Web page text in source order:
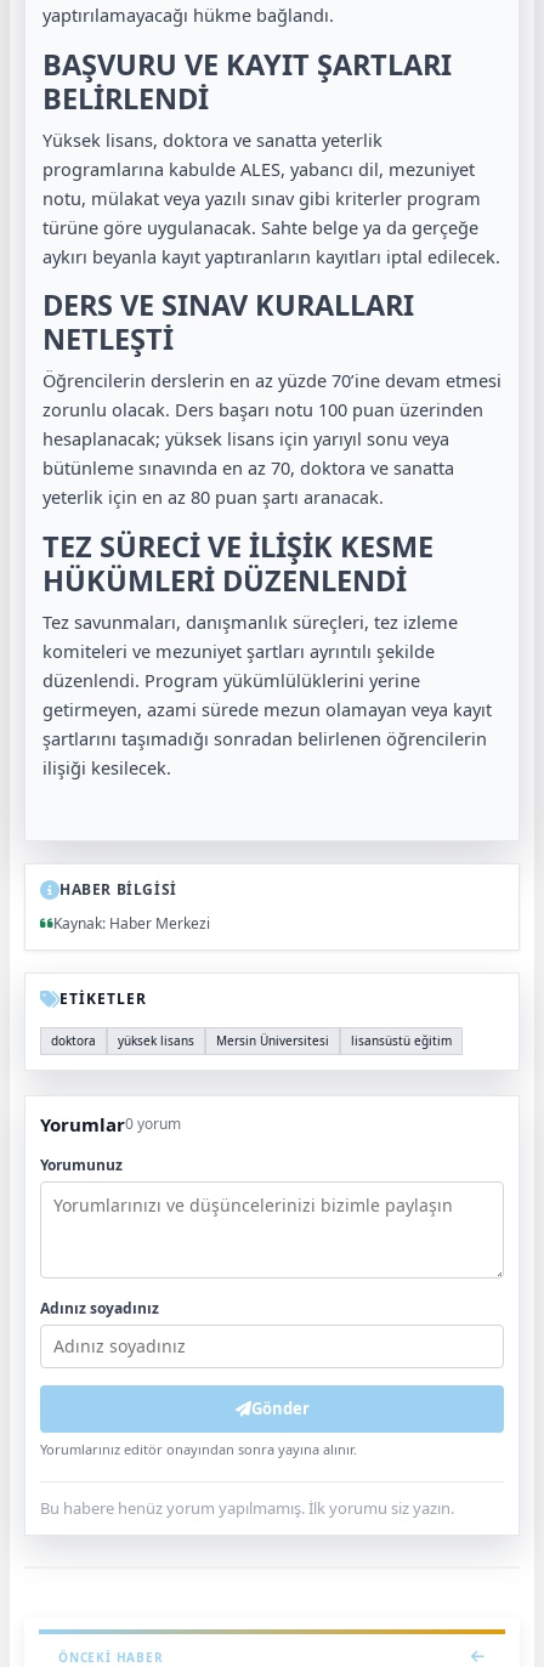
yaptırılamayacağı hükme bağlandı.
BAŞVURU VE KAYIT ŞARTLARI
BELİRLENDİ
Yüksek lisans, doktora ve sanatta yeterlik
programlarına kabulde ALES, yabancı dil, mezuniyet
notu, mülakat veya yazılı sınav gibi kriterler program
türüne göre uygulanacak. Sahte belge ya da gerçeğe
aykırı beyanla kayıt yaptıranların kayıtları iptal edilecek.
DERS VE SINAV KURALLARI
NETLEŞTİ
Öğrencilerin derslerin en az yüzde 70’ine devam etmesi
zorunlu olacak. Ders başarı notu 100 puan üzerinden
hesaplanacak; yüksek lisans için yarıyıl sonu veya
bütünleme sınavında en az 70, doktora ve sanatta
yeterlik için en az 80 puan şartı aranacak.
TEZ SÜRECİ VE İLİŞİK KESME
HÜKÜMLERİ DÜZENLENDİ
Tez savunmaları, danışmanlık süreçleri, tez izleme
komiteleri ve mezuniyet şartları ayrıntılı şekilde
düzenlendi. Program yükümlülüklerini yerine
getirmeyen, azami sürede mezun olamayan veya kayıt
şartlarını taşımadığı sonradan belirlenen öğrencilerin
ilişiği kesilecek.
HABER BİLGİSİ
Kaynak: Haber Merkezi
ETİKETLER
doktora yüksek lisans Mersin Üniversitesi lisansüstü eğitim
Yorumlar0 yorum
Yorumunuz
Adınız soyadınız
Gönder
Yorumlarınız editör onayından sonra yayına alınır.
Bu habere henüz yorum yapılmamış. İlk yorumu siz yazın.
ÖNCEKI HABER